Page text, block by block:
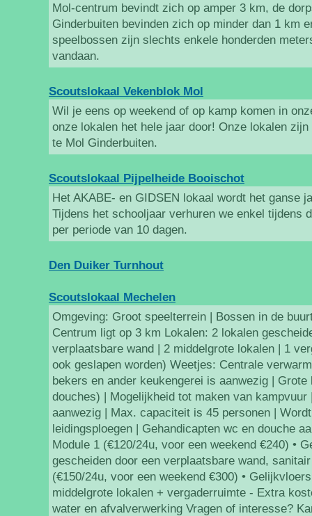
Mol-centrum bevindt zich op amper 3 km, de
Ginderbuiten bevinden zich op minder dan 1 km
speelbossen zijn slechts enkele honderden
vandaan.
Scoutslokaal Vekenblok Mol
Wil je eens op weekend of op kamp komen in
onze lokalen het hele jaar door! Onze lokalen
te Mol Ginderbuiten.
Scoutslokaal Pijpelheide Booischot
Het AKABE- en GIDSEN lokaal wordt het ganse
Tijdens het schooljaar verhuren we enkel tijdens
per periode van 10 dagen.
Den Duiker Turnhout
Scoutslokaal Mechelen
Omgeving: Groot speelterrein | Bossen in de
Centrum ligt op 3 km Lokalen: 2 lokalen
verplaatsbare wand | 2 middelgrote lokalen | 1
ook geslapen worden) Weetjes: Centrale
bekers en ander keukengerei is aanwezig |
douches) | Mogelijkheid tot maken van kampvuur
aanwezig | Max. capaciteit is 45 personen |
leidingsploegen | Gehandicapten wc en douche
Module 1 (€120/24u, voor een weekend €240) •
gescheiden door een verplaatsbare wand,
(€150/24u, voor een weekend €300) •
middelgrote lokalen + vergaderruimte - Extra
water en afvalverwerking Vragen of interesse?